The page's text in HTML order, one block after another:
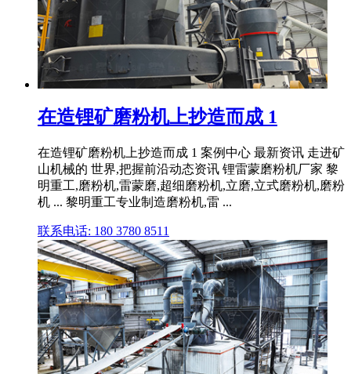
在造锂矿磨粉机上抄造而成 1
在造锂矿磨粉机上抄造而成 1 案例中心 最新资讯 走进矿
山机械的 世界,把握前沿动态资讯 锂雷蒙磨粉机厂家 黎
明重工,磨粉机,雷蒙磨,超细磨粉机,立磨,立式磨粉机,磨粉
机 ... 黎明重工专业制造磨粉机,雷 ...
联系电话: 180 3780 8511